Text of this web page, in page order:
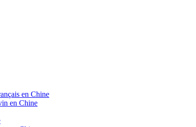
en Chine
en Chine